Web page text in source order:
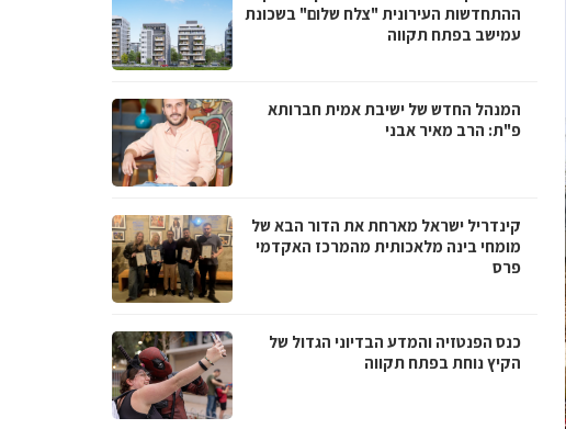
ההתחדשות העירונית "צלח שלום" בשכונת
עמישב בפתח תקווה
המנהל החדש של ישיבת אמית חברותא
פ"ת: הרב מאיר אבני
קינדריל ישראל מארחת את הדור הבא של
מומחי בינה מלאכותית מהמרכז האקדמי
פרס
כנס הפנטזיה והמדע הבדיוני הגדול של
הקיץ נוחת בפתח תקווה